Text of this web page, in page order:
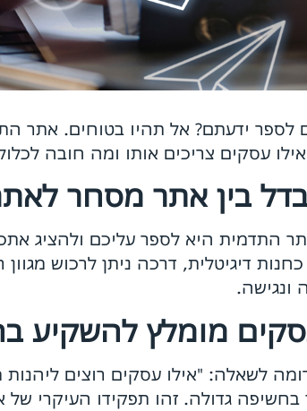
לספר ידעתם? אל תהיו בטוחים. אתר
עסקים צריכים אותו ומה חובה
בין אתר מסחר
התדמית היא לספר עליכם ולהציג
כחנות דיגיטלית, דרכה ניתן לרכוש
ונגישה.
מומלץ להשקיע
לשאלה: "אילו עסקים רוצים
בחשיפה גדולה. זהו תפקידו העיקרי